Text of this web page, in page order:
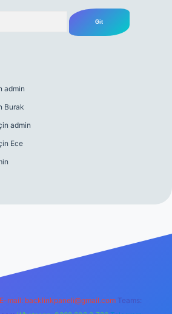
admin
Burak
admin
Ece
E-mail: backlinkpaneli@gmail.com Teams: